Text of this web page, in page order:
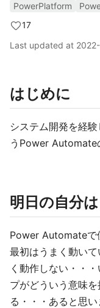
PowerPlatform
17
Last updated at
はじめに
システム開発を経
うPower Automate
明日の自分
Power Automateで
最初はうまく動い
く動作しない・・
プがどういう意味
る・・・あると思い